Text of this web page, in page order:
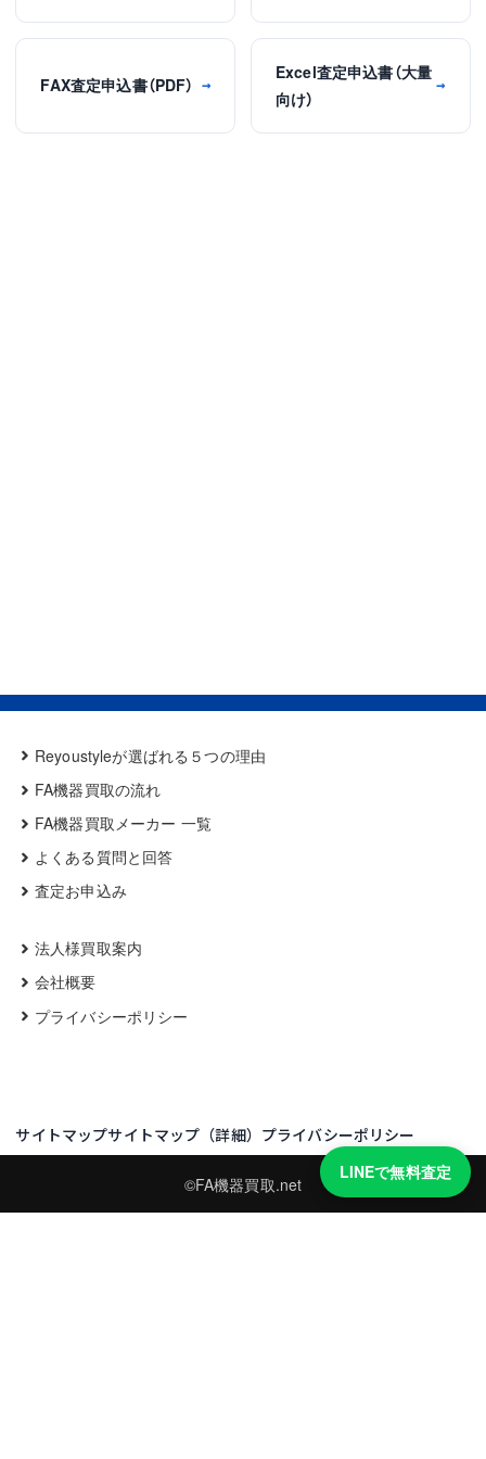
FAX査定申込書（PDF） →
Excel査定申込書（大量
向け）
→
Reyoustyleが選ばれる５つの理由
FA機器買取の流れ
FA機器買取メーカー 一覧
よくある質問と回答
査定お申込み
法人様買取案内
会社概要
プライバシーポリシー
サイトマップサイトマップ（詳細） プライバシーポリシー
©FA機器買取.net
LINEで無料査定